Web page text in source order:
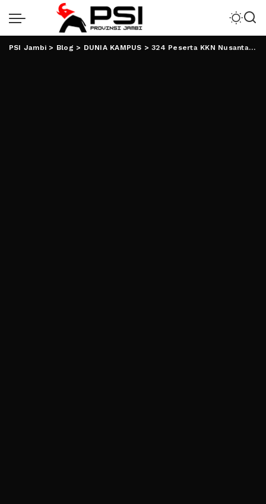
PSI Jambi > Blog > DUNIA KAMPUS >324 Peserta KKN Nusantara Moderasi Beragama, Lima Diantaranya Mahasiswa UIN RIL